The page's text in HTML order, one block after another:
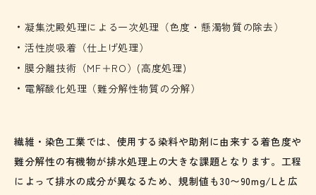
凝集沈殿処理による一次処理（色度・懸濁物質の除去）
活性炭吸着（仕上げ処理）
膜分離技術（MF＋RO）(高度処理)
電解酸化処理（難分解性物質の分解）
繊維・染色工業では、使用する染料や助剤に由来する着色度や
難分解性の有機物が排水処理上の大きな課題となります。工程
によって排水の成分が異なるため、規制値も30〜90mg/Lと広